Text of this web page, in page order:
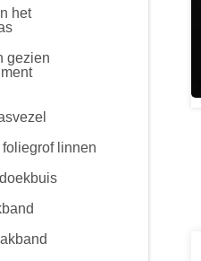
het
gezien
linnen